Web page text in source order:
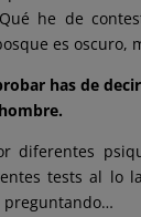
he de
es oscuro,
has de
diferentes
tests al lo
preguntando…